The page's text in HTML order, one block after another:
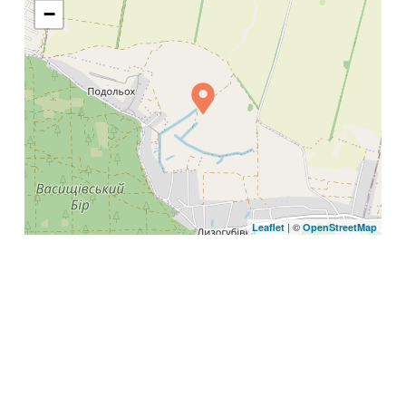
−
Leaflet| © OpenStreetMap